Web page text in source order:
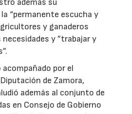
además su
“permanente escucha y
y ganaderos
necesidades y ”trabajar y
acompañado por el
de Zamora,
además al conjunto de
en Consejo de Gobierno